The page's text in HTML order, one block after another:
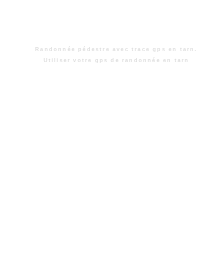
Randonnée pédestre avec trace gps en tarn.
Utiliser votre gps de randonnée en tarn